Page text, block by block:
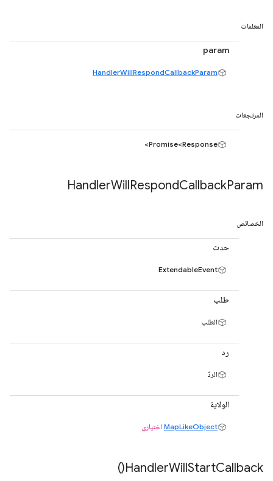
المعلمات
param
HandlerWillRespondCallbackParam
المرتجعات
Promise<Response>
HandlerWillRespondCallbackParam
الخصائص
حدث
ExtendableEvent
طلب
الطلب
رد
الردّ
الولاية
MapLikeObject اختياري
HandlerWillStartCallback(
)